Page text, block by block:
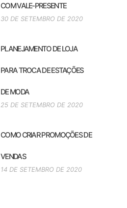
COM VALE-PRESENTE
30 DE SETEMBRO DE 2020
PLANEJAMENTO DE LOJA
PARA TROCA DE ESTAÇÕES
DE MODA
25 DE SETEMBRO DE 2020
COMO CRIAR PROMOÇÕES DE
VENDAS
14 DE SETEMBRO DE 2020